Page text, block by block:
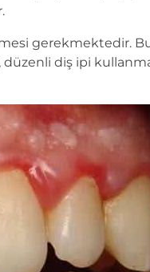
gerekmektedir.
düzenli diş ipi